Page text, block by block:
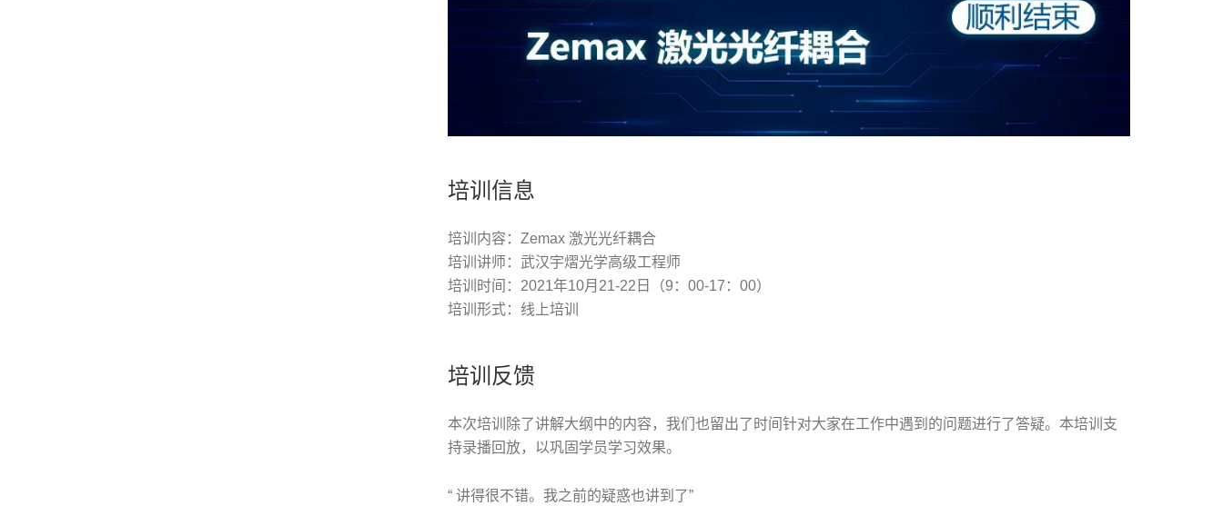
培训信息
培训内容：Zemax 激光光纤耦合
培训讲师：武汉宇熠光学高级工程师
培训时间：2021年10月21-22日（9：00-17：00）
培训形式：线上培训
培训反馈
本次培训除了讲解大纲中的内容，我们也留出了时间针对大家在工作中遇到的问题进行了答疑。本培训支
持录播回放，以巩固学员学习效果。
“ 讲得很不错。我之前的疑惑也讲到了”